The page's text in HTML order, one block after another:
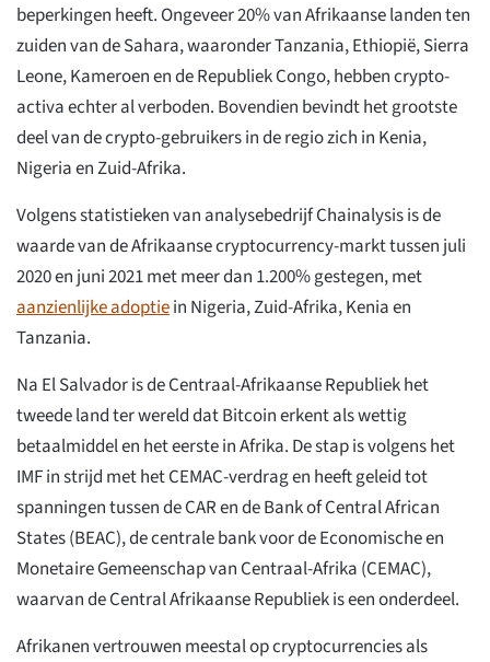
beperkingen heeft. Ongeveer 20% van Afrikaanse landen ten
zuiden van de Sahara, waaronder Tanzania, Ethiopië, Sierra
Leone, Kameroen en de Republiek Congo, hebben crypto-
activa echter al verboden. Bovendien bevindt het grootste
deel van de crypto-gebruikers in de regio zich in Kenia,
Nigeria en Zuid-Afrika.
Volgens statistieken van analysebedrijf Chainalysis is de
waarde van de Afrikaanse cryptocurrency-markt tussen juli
2020 en juni 2021 met meer dan 1.200% gestegen, met
aanzienlijke adoptiein Nigeria, Zuid-Afrika, Kenia en
Tanzania.
Na El Salvador is de Centraal-Afrikaanse Republiek het
tweede land ter wereld dat Bitcoin erkent als wettig
betaalmiddel en het eerste in Afrika. De stap is volgens het
IMF in strijd met het CEMAC-verdrag en heeft geleid tot
spanningen tussen de CAR en de Bank of Central African
States (BEAC), de centrale bank voor de Economische en
Monetaire Gemeenschap van Centraal-Afrika (CEMAC),
waarvan de Central Afrikaanse Republiek is een onderdeel.
Afrikanen vertrouwen meestal op cryptocurrencies als